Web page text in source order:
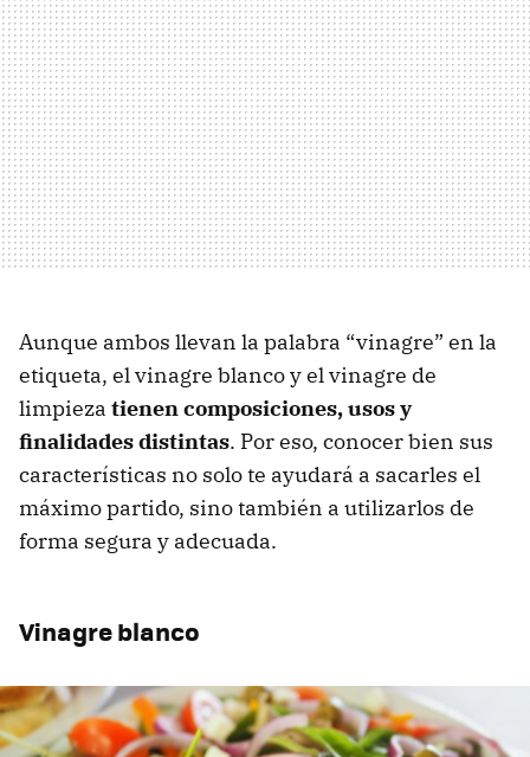
Aunque ambos llevan la palabra “vinagre” en la
etiqueta, el vinagre blanco y el vinagre de
limpieza tienen composiciones, usos y
finalidades distintas. Por eso, conocer bien sus
características no solo te ayudará a sacarles el
máximo partido, sino también a utilizarlos de
forma segura y adecuada.
Vinagre blanco